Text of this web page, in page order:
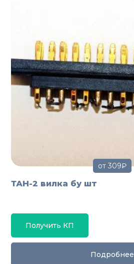
от 309₽
ТАН-2 вилка бу шт
Получить КП
Подробнее